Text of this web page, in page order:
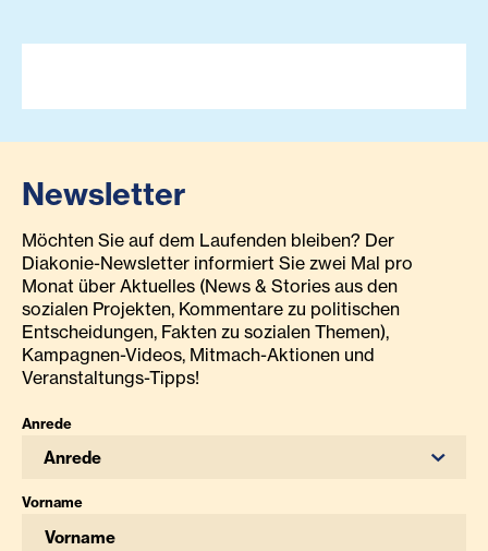
Newsletter
Möchten Sie auf dem Laufenden bleiben? Der
Diakonie-Newsletter informiert Sie zwei Mal pro
Monat über Aktuelles (News & Stories aus den
sozialen Projekten, Kommentare zu politischen
Entscheidungen, Fakten zu sozialen Themen),
Kampagnen-Videos, Mitmach-Aktionen und
Veranstaltungs-Tipps!
Anrede
Anrede
Vorname